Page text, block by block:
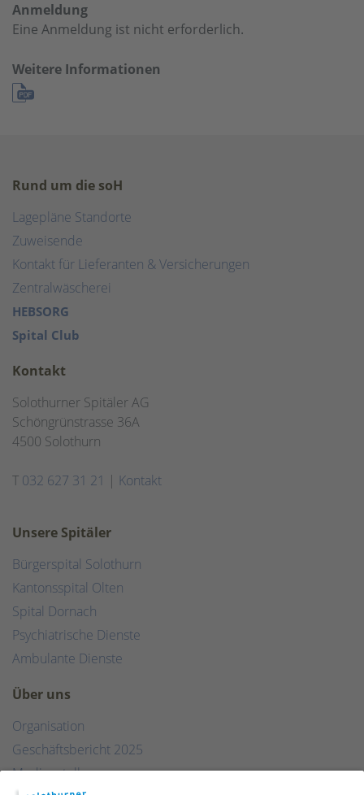
Anmeldung
Eine Anmeldung ist nicht erforderlich.
Weitere Informationen
Rund um die soH
Lagepläne Standorte
Zuweisende
Kontakt für Lieferanten & Versicherungen
Zentralwäscherei
HEBSORG
Spital Club
Kontakt
Solothurner Spitäler AG
Schöngrünstrasse 36A
4500 Solothurn
T 032 627 31 21 | Kontakt
Unsere Spitäler
Bürgerspital Solothurn
Kantonsspital Olten
Spital Dornach
Psychiatrische Dienste
Ambulante Dienste
Über uns
Organisation
Geschäftsbericht 2025
Medienstelle